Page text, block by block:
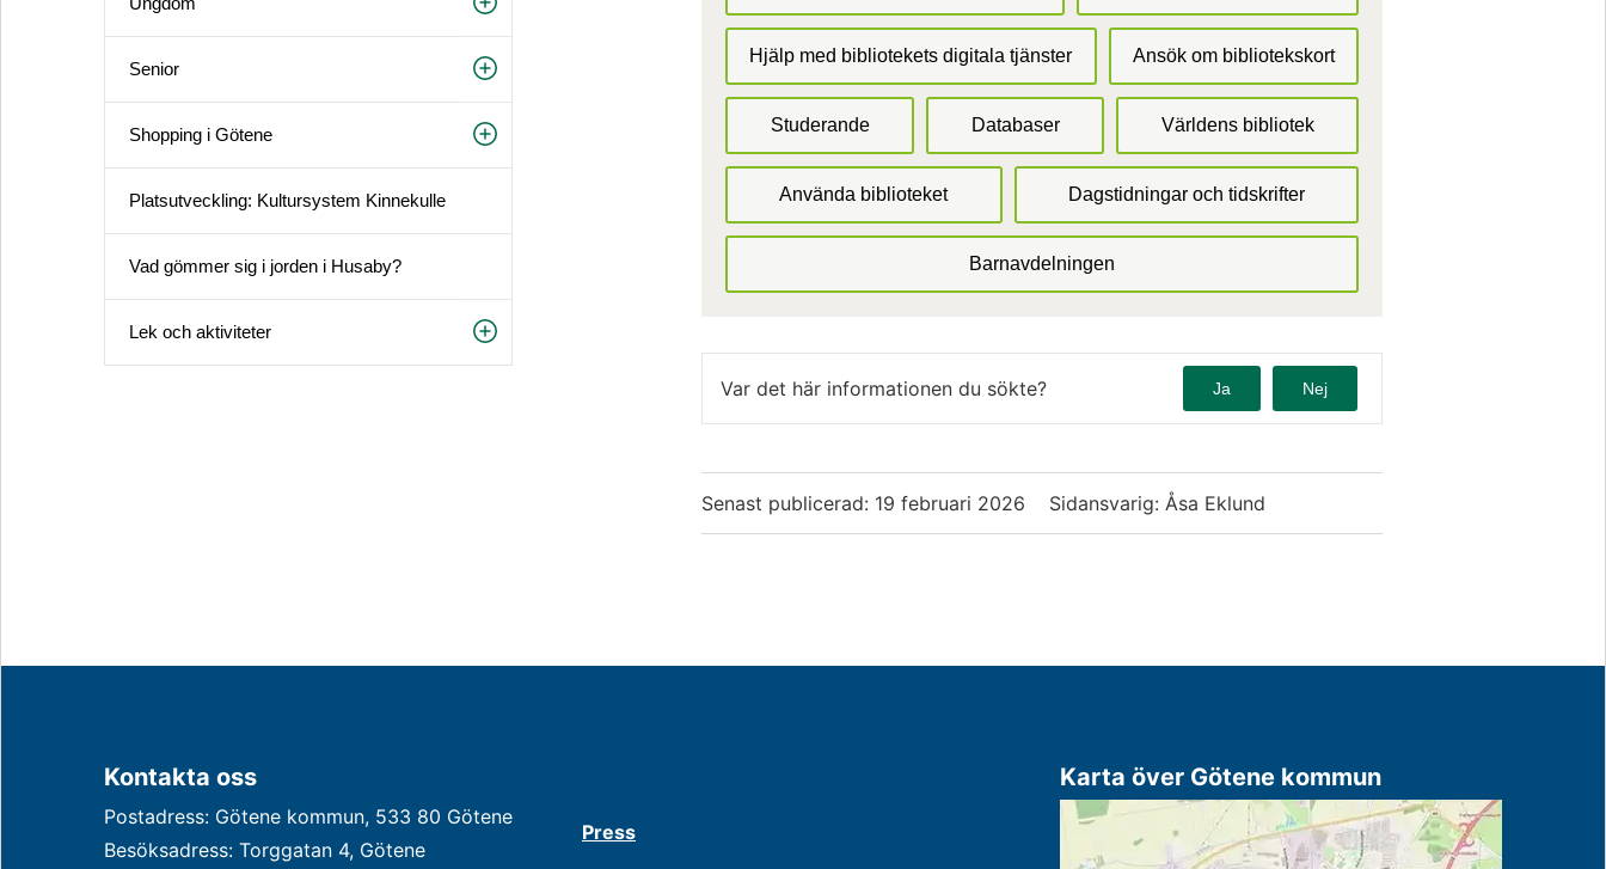
Senior
Shopping i Götene
Platsutveckling: Kultursystem Kinnekulle
Vad gömmer sig i jorden i Husaby?
Lek och aktiviteter
Hjälp med bibliotekets digitala tjänster Ansök om bibliotekskort
Studerande Databaser Världens bibliotek
Använda biblioteket Dagstidningar och tidskrifter
Barnavdelningen
Var det här informationen du sökte? Ja Nej
Senast publicerad: 19 februari 2026 Sidansvarig: Åsa Eklund
Kontakta oss
Postadress: Götene kommun, 533 80 Götene
Besöksadress: Torggatan 4, Götene
Press
Karta över Götene kommun